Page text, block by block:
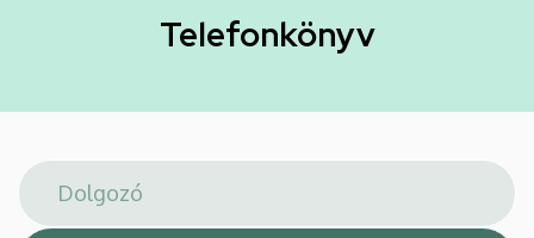
hely
Telefonkönyv